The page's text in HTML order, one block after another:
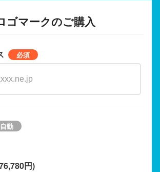
ゴマークのご購入
円)